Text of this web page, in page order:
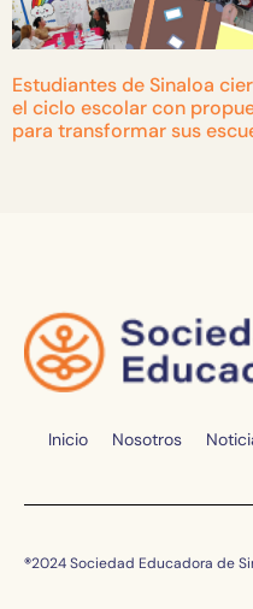
Estudiantes de Sinaloa
el ciclo escolar con
para transformar sus
Inicio Nosotros
®2024 Sociedad Educadora de